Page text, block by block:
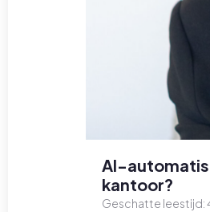
AI-
kantoor?
Geschatte leestijd: